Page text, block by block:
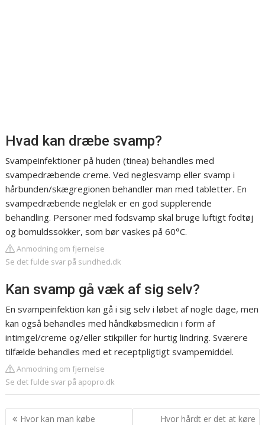
Hvad kan dræbe svamp?
Svampeinfektioner på huden (tinea) behandles med
svampedræbende creme. Ved neglesvamp eller svamp i
hårbunden/skægregionen behandler man med tabletter. En
svampedræbende neglelak er en god supplerende
behandling. Personer med fodsvamp skal bruge luftigt fodtøj
og bomuldssokker, som bør vaskes på 60°C.
Anmodning om fjernelse
Se det fulde svar på sundhed.dk
Kan svamp gå væk af sig selv?
En svampeinfektion kan gå i sig selv i løbet af nogle dage, men
kan også behandles med håndkøbsmedicin i form af
intimgel/creme og/eller stikpiller for hurtig lindring. Sværere
tilfælde behandles med et receptpligtigt svampemiddel.
Anmodning om fjernelse
Se det fulde svar på apopro.dk
Indlægsnavigation
Hvor kan man købe
Hvor hårdt er det at køre